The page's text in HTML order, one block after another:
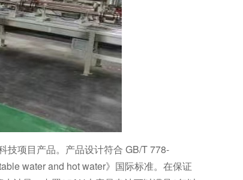
技项目产品。产品设计符合 GB/T 778-
water and hot water》国际标准。在保证